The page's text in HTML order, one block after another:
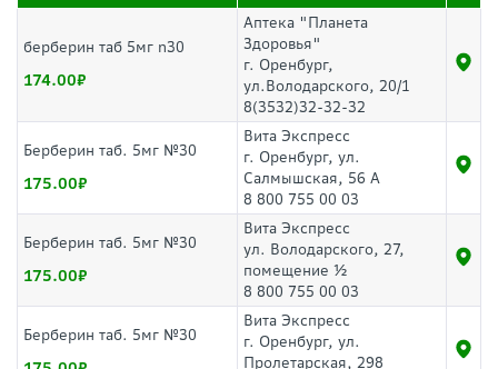
берберин таб 5мг n30
174.00
Аптека "Планета
Здоровья"
г. Оренбург,
ул.Володарского, 20/1
8(3532)32-32-32
Берберин таб. 5мг №30
175.00
Вита Экспресс
г. Оренбург, ул.
Салмышская, 56 А
8 800 755 00 03
Берберин таб. 5мг №30
175.00
Вита Экспресс
ул. Володарского, 27,
помещение ½
8 800 755 00 03
Берберин таб. 5мг №30
Вита Экспресс
г. Оренбург, ул.
Пролетарская, 298